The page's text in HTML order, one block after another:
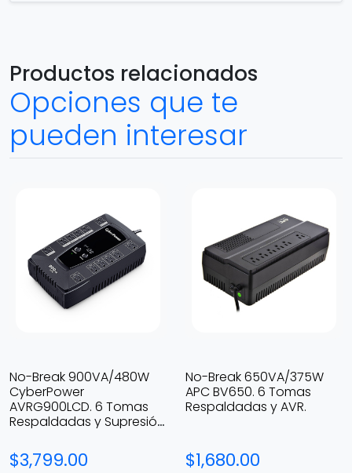
Productos relacionados
Opciones que te
pueden interesar
No-Break 900VA/480W
CyberPower
AVRG900LCD. 6 Tomas
Respaldadas y Supresión
d/P., RJ11, LCD
$3,799.00
No-Break 650VA/375W
APC BV650. 6 Tomas
Respaldadas y AVR.
$1,680.00